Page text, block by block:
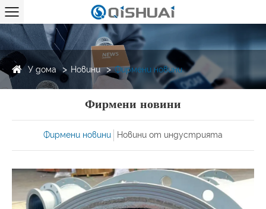
У дома Новини Фирмени новини
Фирмени новини
Фирмени новини Новини от индустрията